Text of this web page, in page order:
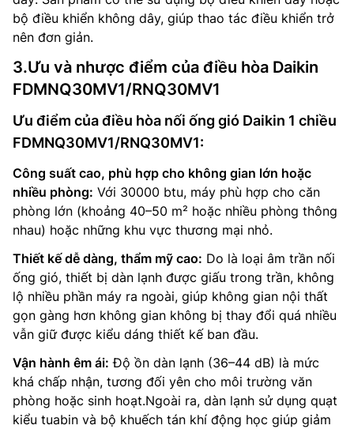
bộ điều khiển không dây, giúp thao tác điều khiển trở
nên đơn giản.
3.Ưu và nhược điểm của điều hòa Daikin
FDMNQ30MV1/RNQ30MV1
Ưu điểm của điều hòa nối ống gió Daikin 1 chiều
FDMNQ30MV1/RNQ30MV1:
Công suất cao, phù hợp cho không gian lớn hoặc
nhiều phòng: Với 30000 btu, máy phù hợp cho căn
phòng lớn (khoảng 40–50 m² hoặc nhiều phòng thông
nhau) hoặc những khu vực thương mại nhỏ.
Thiết kế dễ dàng, thẩm mỹ cao: Do là loại âm trần nối
ống gió, thiết bị dàn lạnh được giấu trong trần, không
lộ nhiều phần máy ra ngoài, giúp không gian nội thất
gọn gàng hơn không gian không bị thay đổi quá nhiều
vẫn giữ được kiểu dáng thiết kế ban đầu.
Vận hành êm ái: Độ ồn dàn lạnh (36–44 dB) là mức
khá chấp nhận, tương đối yên cho môi trường văn
phòng hoặc sinh hoạt.Ngoài ra, dàn lạnh sử dụng quạt
kiểu tuabin và bộ khuếch tán khí động học giúp giảm